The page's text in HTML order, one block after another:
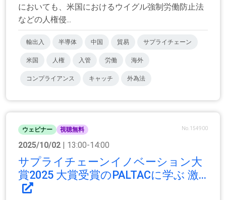
においても、米国におけるウイグル強制労働防止法
などの人権侵...
輸出入 半導体 中国 貿易 サプライチェーン
米国 人権 入管 労働 海外
コンプライアンス キャッチ 外為法
ウェビナー 視聴無料 No.154900
2025/10/02 | 13:00-14:00
サプライチェーンイノベーション大
賞2025 大賞受賞のPALTACに学ぶ 激...